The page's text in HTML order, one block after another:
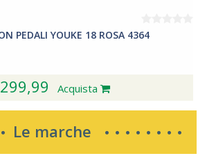
PEDALI YOUKE 18 ROSA 4364
299,99 Acquista
Le marche